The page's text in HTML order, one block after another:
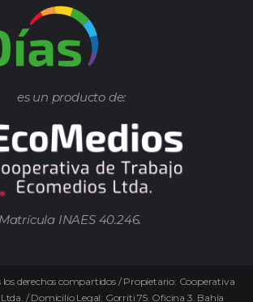
es un producto de:
Matrícula INAES 40.246.
los derechos compartidos / Propietario: Cooperativa
/ Domicilio Legal: Gorriti 75. Oficina 3. Bahía